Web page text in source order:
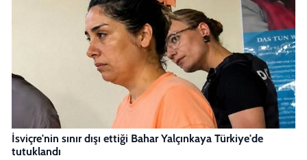
İsviçre'nin sınır dışı ettiği Bahar Yalçınkaya Türkiye'de
tutuklandı